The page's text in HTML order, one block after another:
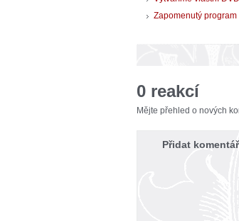
Zapomenutý
0 reakcí
Mějte přehled o nových
Přidat komentář